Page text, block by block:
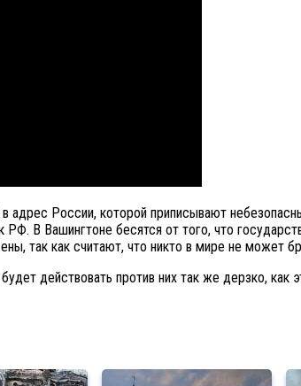
России, которой приписывают
РФ. В Вашингтоне бесятся от того, что
так как считают, что никто в мире не может
действовать против них так же дерзко, как